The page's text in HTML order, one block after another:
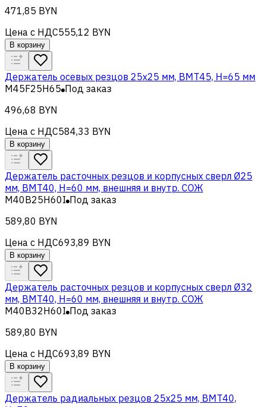
471,85 BYN
Цена с НДС555,12 BYN
В корзину
Держатель осевых резцов 25х25 мм, BMT45, H=65 мм
M45F25H65 Под заказ
496,68 BYN
Цена с НДС584,33 BYN
В корзину
Держатель расточных резцов и корпусных сверл Ø25
мм, BMT40, H=60 мм, внешняя и внутр. СОЖ
M40B25H60I Под заказ
589,80 BYN
Цена с НДС693,89 BYN
В корзину
Держатель расточных резцов и корпусных сверл Ø32
мм, BMT40, H=60 мм, внешняя и внутр. СОЖ
M40B32H60I Под заказ
589,80 BYN
Цена с НДС693,89 BYN
В корзину
Держатель радиальных резцов 25х25 мм, BMT40,